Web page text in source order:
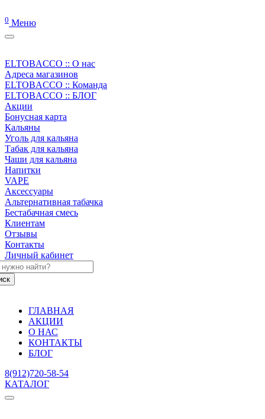
0 Меню
ELTOBACCO :: О нас
Адреса магазинов
ELTOBACCO :: Команда
ELTOBACCO :: БЛОГ
Акции
Бонусная карта
Кальяны
Уголь для кальяна
Табак для кальяна
Чаши для кальяна
Напитки
VAPE
Аксессуары
Альтернативная табачка
Бестабачная смесь
Клиентам
Отзывы
Контакты
Личный кабинет
ГЛАВНАЯ
АКЦИИ
О НАС
КОНТАКТЫ
БЛОГ
8(912)720-58-54
КАТАЛОГ